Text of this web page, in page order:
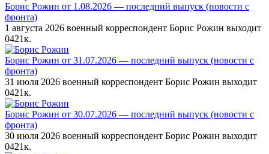
Борис Рожин от 1.08.2026 — последний выпуск (новости с
фронта)
1 августа 2026 военный корреспондент Борис Рожин выходит
0421к.
Борис Рожин от 31.07.2026 — последний выпуск (новости с
фронта)
31 июля 2026 военный корреспондент Борис Рожин выходит
0421к.
Борис Рожин от 30.07.2026 — последний выпуск (новости с
фронта)
30 июля 2026 военный корреспондент Борис Рожин выходит
0421к.